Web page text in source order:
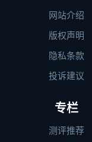
网站介绍
版权声明
隐私条款
投诉建议
专栏
测评推荐